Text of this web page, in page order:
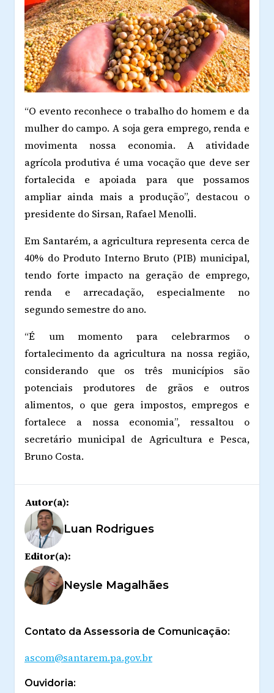
“O evento reconhece o trabalho do homem e da
mulher do campo. A soja gera emprego, renda e
movimenta nossa economia. A atividade
agrícola produtiva é uma vocação que deve ser
fortalecida e apoiada para que possamos
ampliar ainda mais a produção”, destacou o
presidente do Sirsan,Rafael Menolli.
Em Santarém, a agricultura representa cerca de
40% do Produto Interno Bruto (PIB) municipal,
tendo forte impacto na geração de emprego,
renda e arrecadação, especialmente no
segundo semestre do ano.
“É um momento para celebrarmos o
fortalecimento da agricultura na nossa região,
considerando que os três municípios são
potenciais produtores de grãos e outros
alimentos, o que gera impostos, empregos e
fortalece a nossa economia”, ressaltou o
secretário municipal de Agricultura e Pesca,
Bruno Costa.
Autor(a):
Luan Rodrigues
Editor(a):
Neysle Magalhães
Contato da Assessoria de Comunicação:
ascom@santarem.pa.gov.br
Ouvidoria: